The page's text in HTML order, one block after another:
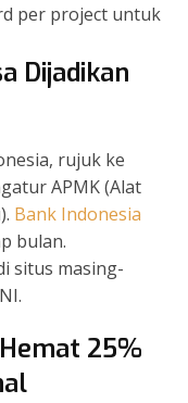
per project untuk
Dijadikan
rujuk ke
APMK (Alat
Bank Indonesia
bulan.
situs masing-
25%